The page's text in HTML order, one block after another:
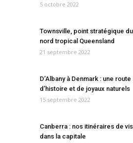
5 octobre 2022
Townsville, point stratégique du
nord tropical Queensland
21 septembre 2022
D’Albany à Denmark : une route
d’histoire et de joyaux naturels
15 septembre 2022
Canberra : nos itinéraires de
dans la capitale